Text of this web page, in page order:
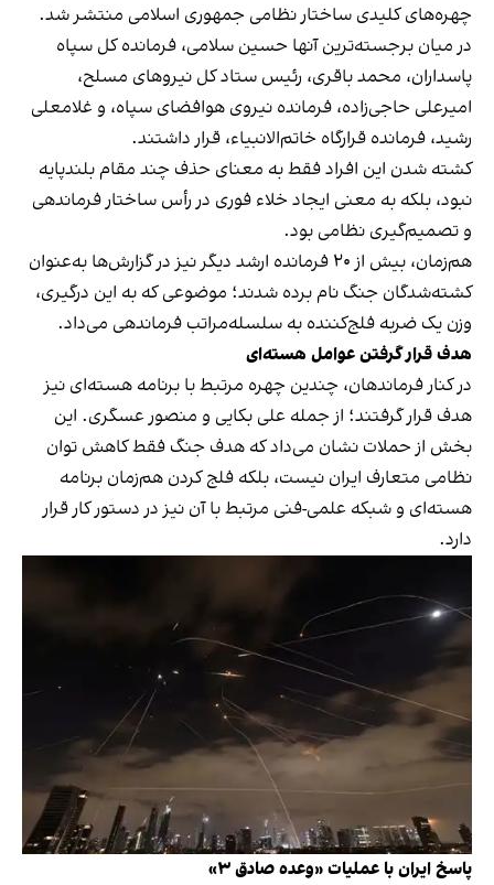
چهره‌های کلیدی ساختار نظامی جمهوری اسلامی منتشر شد.
در میان برجسته‌ترین آنها حسین سلامی، فرمانده کل سپاه
پاسداران، محمد باقری، رئیس ستاد کل نیروهای مسلح،
امیرعلی حاجی‌زاده، فرمانده نیروی هوافضای سپاه، و غلامعلی
رشید، فرمانده قرارگاه خاتم‌الانبیاء، قرار داشتند.
کشته شدن این افراد فقط به معنای حذف چند مقام بلندپایه
نبود، بلکه به معنی ایجاد خلاء فوری در رأس ساختار فرماندهی
و تصمیم‌گیری نظامی بود.
هم‌زمان، بیش از ۲۰ فرمانده ارشد دیگر نیز در گزارش‌ها به‌عنوان
کشته‌شدگان جنگ نام برده شدند؛ موضوعی که به این درگیری،
وزن یک ضربه فلج‌کننده به سلسله‌مراتب فرماندهی می‌داد.
هدف قرار گرفتن عوامل هسته‌ای
در کنار فرماندهان، چندین چهره مرتبط با برنامه هسته‌ای نیز
هدف قرار گرفتند؛ از جمله علی بکایی و منصور عسگری. این
بخش از حملات نشان می‌داد که هدف جنگ فقط کاهش توان
نظامی متعارف ایران نیست، بلکه فلج کردن هم‌زمان برنامه
هسته‌ای و شبکه علمی-فنی مرتبط با آن نیز در دستور کار قرار
دارد.
پاسخ ایران با عملیات «وعده صادق ۳»